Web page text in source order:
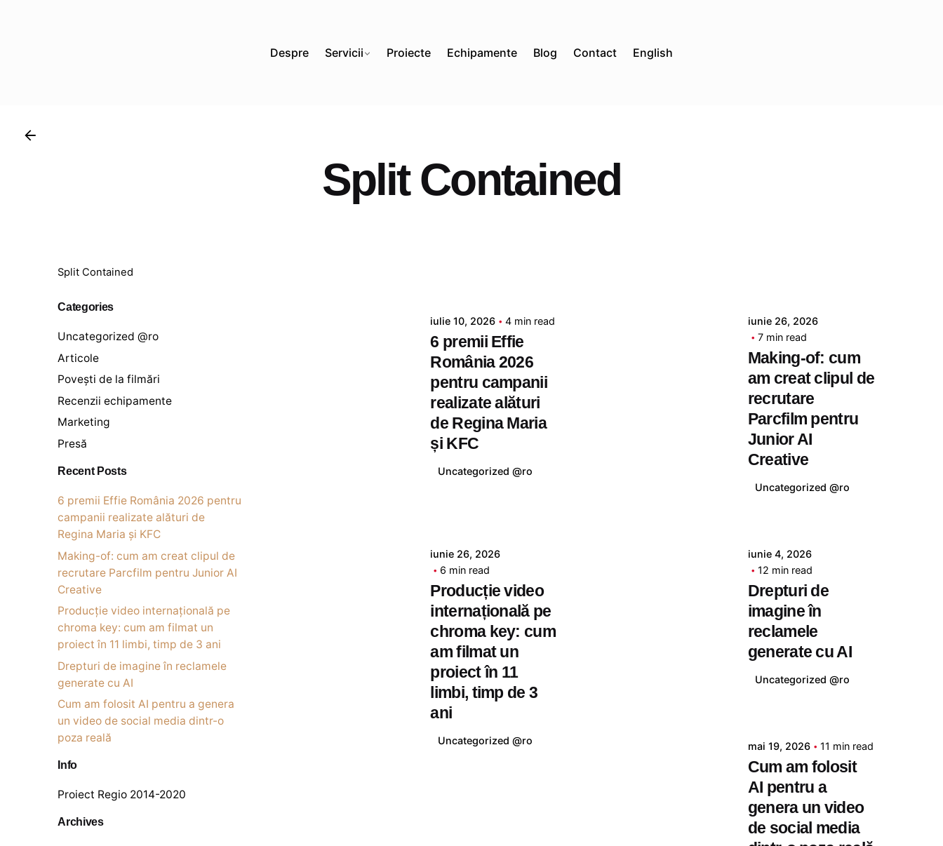
Despre Servicii Proiecte Echipamente Blog Contact English
Split Contained
Split Contained
Categories
Uncategorized @ro
Articole
Povești de la filmări
Recenzii echipamente
Marketing
Presă
Recent Posts
6 premii Effie România 2026 pentru
campanii realizate alături de
Regina Maria și KFC
Making-of: cum am creat clipul de
recrutare Parcfilm pentru Junior AI
Creative
Producție video internațională pe
chroma key: cum am filmat un
proiect în 11 limbi, timp de 3 ani
Drepturi de imagine în reclamele
generate cu AI
Cum am folosit AI pentru a genera
un video de social media dintr-o
poza reală
Info
Proiect Regio 2014-2020
Archives
iulie 10, 2026 4 min read
6 premii Effie
România 2026
pentru campanii
realizate alături
de Regina Maria
și KFC
Uncategorized @ro
iunie 26, 2026
7 min read
Making-of: cum
am creat clipul de
recrutare
Parcfilm pentru
Junior AI
Creative
Uncategorized @ro
iunie 26, 2026
6 min read
Producție video
internațională pe
chroma key: cum
am filmat un
proiect în 11
limbi, timp de 3
ani
Uncategorized @ro
iunie 4, 2026
12 min read
Drepturi de
imagine în
reclamele
generate cu AI
Uncategorized @ro
mai 19, 2026 11 min read
Cum am folosit
AI pentru a
genera un video
de social media